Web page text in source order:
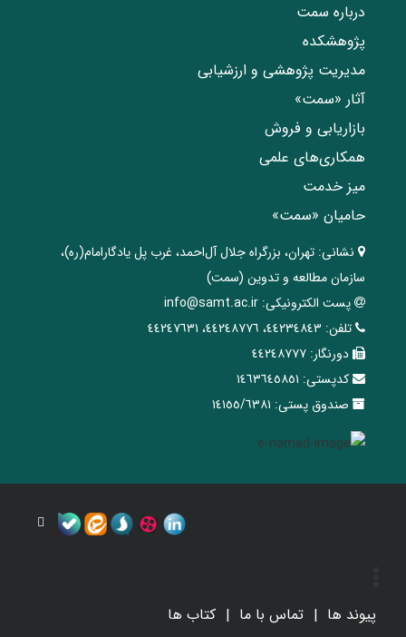
درباره سمت
پژوهشکده
مدیریت پژوهشی و ارزشیابی
آثار «سمت»
بازاریابی و فروش
همکاری‌های علمی
میز خدمت
حامیان «سمت»
نشانی: تهران، ‌بزرگراه ‌جلال آل‌احمد، غرب پل يادگار‌امام(ره)‌،
سازمان مطالعه و تدوین‌ (سمت)
پست الکترونیکی: info@samt.ac.ir
تلفن: ٤٤٢٣٤٨٤٣، ٤٤٢٤٨٧٧٦، ٤٤٢٤٧٦٣١
دورنگار: ٤٤٢٤٨٧٧٧
کدپستی: ١٤٦٣٦٤٥٨٥١
صندوق پستی: ١٤١٥٥/٦٣٨١
پیوند ها تماس با ما کتاب ها